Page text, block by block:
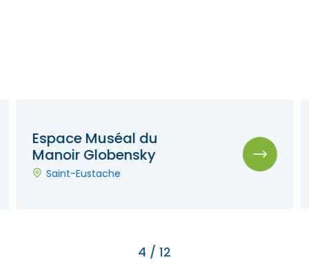
Espace Muséal du
Manoir Globensky
Saint-Eustache
4 / 12